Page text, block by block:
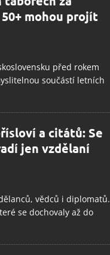
mohou projít
před rokem
součástí letních
a citátů: Se
jen vzdělaní
vědců i diplomatů.
se dochovaly až do